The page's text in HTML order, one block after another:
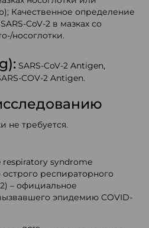
Качественное определение
CoV-2 в мазках со
носоглотки.
SARS-CoV-2 Antigen,
COV-2 Antigen.
не требуется.
respiratory syndrome
респираторного
– официальное
эпидемию COVID-